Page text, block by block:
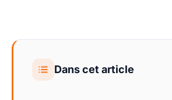
Dans cet article